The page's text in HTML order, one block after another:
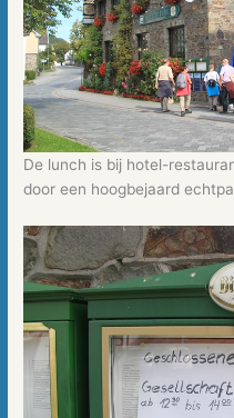
De lunch is bij hotel-
door een hoogbejaard